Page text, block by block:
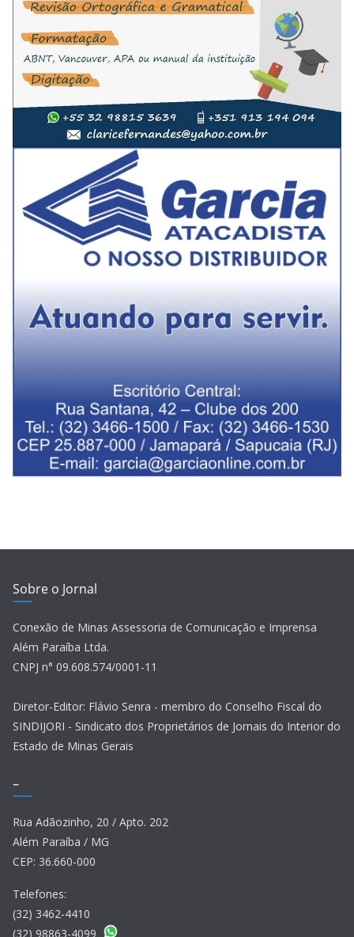
Sobre o Jornal
Conexão de Minas Assessoria de Comunicação e Imprensa
Além Paraíba Ltda.
CNPJ n° 09.608.574/0001-11
Diretor-Editor: Flávio Senra - membro do Conselho Fiscal do
SINDIJORI - Sindicato dos Proprietários de Jornais do Interior do
Estado de Minas Gerais
–
Rua Adãozinho, 20 / Apto. 202
Além Paraíba / MG
CEP: 36.660-000
Telefones:
(32) 3462-4410
(32) 98863-4099